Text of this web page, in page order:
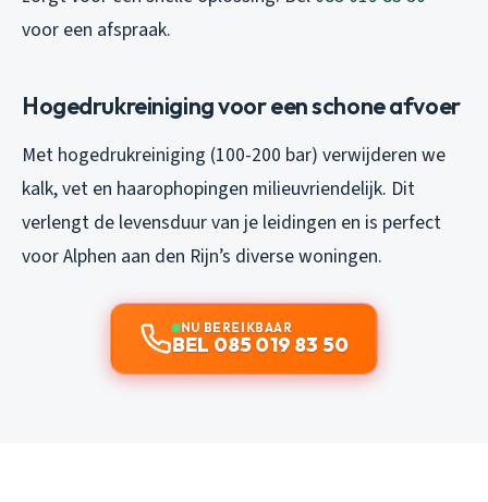
voor een afspraak.
Hogedrukreiniging voor een schone afvoer
Met hogedrukreiniging (100-200 bar) verwijderen we
kalk, vet en haarophopingen milieuvriendelijk. Dit
verlengt de levensduur van je leidingen en is perfect
voor Alphen aan den Rijn’s diverse woningen.
NU BEREIKBAAR
BEL 085 019 83 50